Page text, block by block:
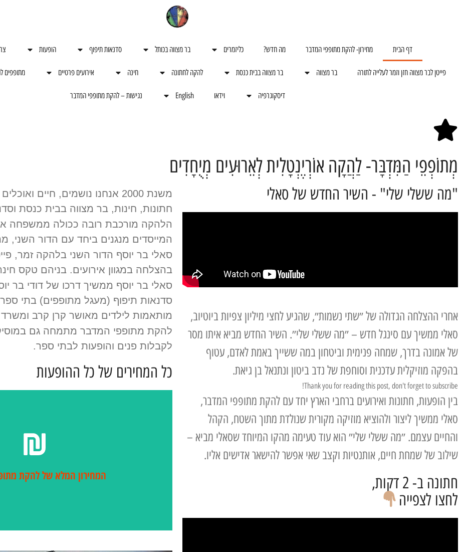
דף הבית מחירון- להקת מתופפי המדבר מה חדש? כליזמרים בר מצווה בכותל סדנאות תיפוף הופעות
פייטן לבר מצווה חזן וזמר לעלייה לתורה בר מצווה בר מצווה בבית כנסת להקה לחתונה חינה אירועים פרטיים מתופפים
דיסקוגרפיה וידאו English נגישות – להקת מתופפי המדבר
מְתוֹפְפֵי הַמִּדְבָּר- לַהֲקָה אוֹרְיֶנְטָלִית לְאֵרוּעִים מְיֻחָדִים
"מה ששלי שלי" - השיר החדש של סאלי
אחרי ההצלחה הגדולה של ״שתי נשמות״, שהגיע לחצי מיליון צפיות ביוטיוב,
סאלי ממשיך עם סינגל חדש – ״מה ששלי שלי״. השיר החדש מביא איתו מסר
של אמונה בדרך, שמחה פנימית וביטחון במה ששייך באמת לאדם, עטוף
בהפקה מוזיקלית עדכנית וסוחפת של נדב ביטון ונתנאל בן גיאת.
Thank you for reading this post, don't forget to subscribe!
בין הופעות, חתונות ואירועים ברחבי הארץ יחד עם להקת מתופפי המדבר,
סאלי ממשיך ליצור ולהוציא מוזיקה מקורית שנולדת מתוך השטח, הקהל
והחיים עצמם. ״מה ששלי שלי״ הוא עוד טעימה מהקו המיוחד שסאלי מביא –
שילוב של שמחת חיים, אותנטיות וקצב שאי אפשר להישאר אדישים אליו.
חתונה ב- 2 דקות,
לחצו לצפייה
משנת 2000 אנחנו נושמים, חיים ואוכלים אירועים.
חתונות, חינות, בר מצווה בבית כנסת
הלהקה מורכבת רובה ככולה ממשפחה
המייסדים מנגנים ביחד עם הדור השני,
סאלי בר יוסף הדור השני בלהקה זמר,
בהצלחה במגוון אירועים. בניהם טקס
סאלי בר יוסף ממשיך דרכו של דודי בר
סדנאות תיפוף (מעגל מתופפים) בתי ספר
מותאמות לילדים מאושר קרן קרב ומשרד
להקת מתופפי המדבר מתמחה גם
לקבלות פנים והופעות לבתי ספר.
כל המחירים של כל ההופעות
המחירון המלא של להקת